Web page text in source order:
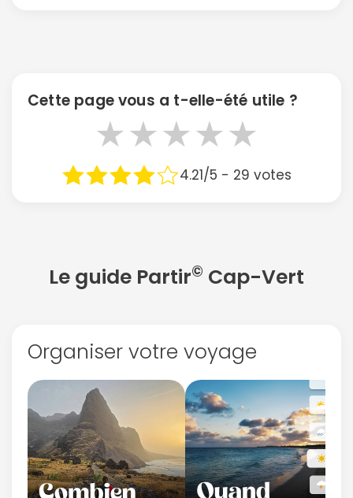
Cette page vous a t-elle-été utile ?
★
★
★
★
★
4.21/5 - 29 votes
Le guide Partir© Cap-Vert
Organiser votre voyage